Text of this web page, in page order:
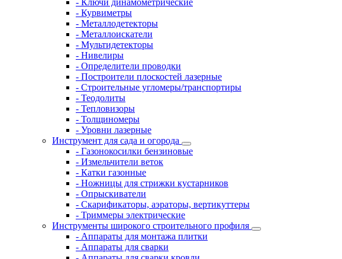
- Курвиметры
- Металлодетекторы
- Металлоискатели
- Мультидетекторы
- Нивелиры
- Определители проводки
- Построители плоскостей лазерные
- Строительные угломеры/транспортиры
- Теодолиты
- Тепловизоры
- Толщиномеры
- Уровни лазерные
Инструмент для сада и огорода
- Газонокосилки бензиновые
- Измельчители веток
- Катки газонные
- Ножницы для стрижки кустарников
- Опрыскиватели
- Скарификаторы, аэраторы, вертикуттеры
- Триммеры электрические
Инструменты широкого строительного профиля
- Аппараты для монтажа плитки
- Аппараты для сварки